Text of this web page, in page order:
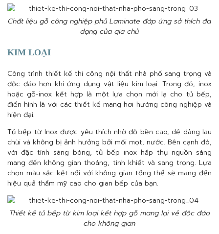
Chất liệu gỗ công nghiệp phủ Laminate đáp ứng sở thích đa
dạng của gia chủ
KIM LOẠI
Công trình thiết kế thi công nội thất nhà phố sang trọng và
độc đáo hơn khi ứng dụng vật liệu kim loại. Trong đó, inox
hoặc gỗ-inox kết hợp là một lựa chọn mới lạ cho tủ bếp,
điển hình là với các thiết kế mang hơi hướng công nghiệp và
hiện đại.
Tủ bếp từ Inox được yêu thích nhờ đồ bền cao, dễ dàng lau
chùi và không bị ảnh hưởng bởi mối mọt, nước. Bên cạnh đó,
với đặc tính sáng bóng, tủ bếp inox hấp thụ nguồn sáng
mang đến không gian thoáng, tinh khiết và sang trọng. Lựa
chọn màu sắc kết nối với không gian tổng thể sẽ mang đến
hiệu quả thẩm mỹ cao cho gian bếp của bạn.
Thiết kế tủ bếp từ kim loại kết hợp gỗ mang lại vẻ độc đáo
cho không gian